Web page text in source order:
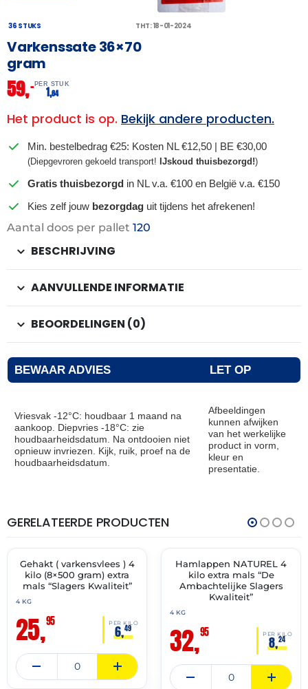
36 STUKS THT: 18-01-2024
Varkenssate 36×70
gram
59,– PER STUK
1,64
Het product is op. Bekijk andere producten.
Min. bestelbedrag €25: Kosten NL €12,50 | BE €30,00
(Diepgevroren gekoeld transport! IJskoud thuisbezorgd!)
Gratis thuisbezorgd in NL v.a. €100 en België v.a. €150
Kies zelf jouw bezorgdag uit tijdens het afrekenen!
Aantal doos per pallet 120
BESCHRIJVING
AANVULLENDE INFORMATIE
BEOORDELINGEN (0)
BEWAAR ADVIES LET OP
Vriesvak -12°C: houdbaar 1 maand na
aankoop. Diepvries -18°C: zie
houdbaarheidsdatum. Na ontdooien niet
opnieuw invriezen. Kijk, ruik, proef na de
houdbaarheidsdatum.
Afbeeldingen
kunnen afwijken
van het werkelijke
product in vorm,
kleur en
presentatie.
GERELATEERDE PRODUCTEN
✓ VAST ASSORTIMENT
THT:
13-
Gehakt ( varkensvlees ) 4
kilo (8×500 gram) extra
mals “Slagers Kwaliteit”
4 KG
25,95 PER KILO
6,49
✓ VAST ASSORTIMENT
Hamlappen NATUREL 4
kilo extra mals “De
Ambachtelijke Slagers
Kwaliteit”
4 KG
32,95 PER KILO
8,24